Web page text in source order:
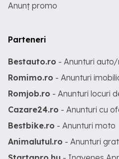
Anunț promo
Parteneri
Bestauto.ro - Anunturi
Romimo.ro - Anunturi
Romjob.ro - Anunturi locuri
Cazare24.ro - Anunturi cu
Bestbike.ro - Anunturi moto
Animalutul.ro - Anunturi